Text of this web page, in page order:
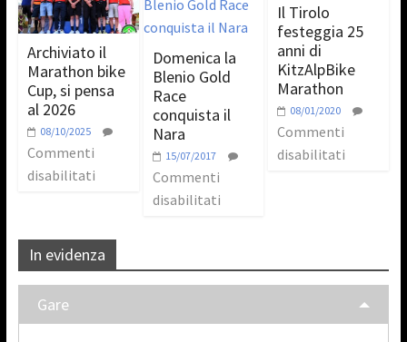
Archiviato il
Marathon bike
Cup, si pensa
al 2026
08/10/2025
Commenti
disabilitati
Domenica la
Blenio Gold
Race
conquista il
Nara
15/07/2017
Commenti
disabilitati
Il Tirolo
festeggia 25
anni di
KitzAlpBike
Marathon
08/01/2020
Commenti
disabilitati
In evidenza
Gare